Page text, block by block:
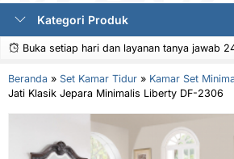
Kategori Produk
Buka setiap hari dan layanan tanya jawab
Beranda » Set Kamar Tidur » Kamar Set
Jati Klasik Jepara Minimalis Liberty DF-2306